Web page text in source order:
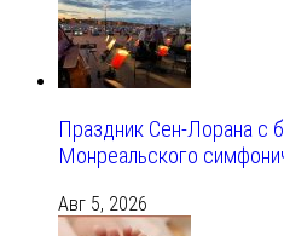
Праздник Сен-Лорана с
Монреальского
Авг 5, 2026